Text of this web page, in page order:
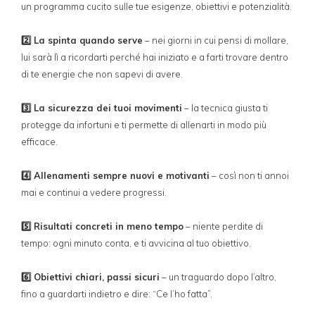
un programma cucito sulle tue esigenze, obiettivi e potenzialità.
2️⃣ La spinta quando serve – nei giorni in cui pensi di mollare,
lui sarà lì a ricordarti perché hai iniziato e a farti trovare dentro
di te energie che non sapevi di avere.
3️⃣ La sicurezza dei tuoi movimenti – la tecnica giusta ti
protegge da infortuni e ti permette di allenarti in modo più
efficace.
4️⃣ Allenamenti sempre nuovi e motivanti – così non ti annoi
mai e continui a vedere progressi.
5️⃣ Risultati concreti in meno tempo– niente perdite di
tempo: ogni minuto conta, e ti avvicina al tuo obiettivo.
6️⃣ Obiettivi chiari, passi sicuri – un traguardo dopo l’altro,
fino a guardarti indietro e dire: “Ce l’ho fatta”.